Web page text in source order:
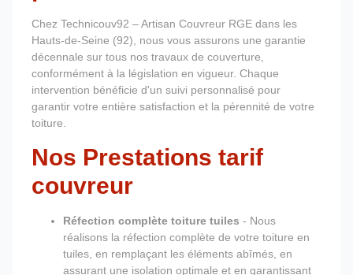
Chez Technicouv92 – Artisan Couvreur RGE dans les
Hauts-de-Seine (92), nous vous assurons une garantie
décennale sur tous nos travaux de couverture,
conformément à la législation en vigueur. Chaque
intervention bénéficie d'un suivi personnalisé pour
garantir votre entière satisfaction et la pérennité de votre
toiture.
Nos Prestations tarif
couvreur
Réfection complète toiture tuiles - Nous
réalisons la réfection complète de votre toiture en
tuiles, en remplaçant les éléments abîmés, en
assurant une isolation optimale et en garantissant